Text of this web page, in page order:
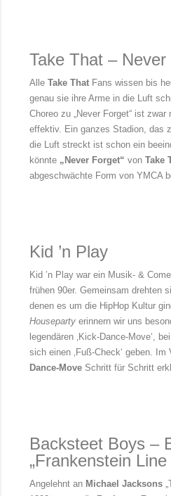
Take That –
AlleTake That Fans wissen bis
genau sie ihre Arme in die Luft
Choreo zu „Never Forget“ ist
effektiv. Ein ganzes Stadion, das
die Luft streckt ist schon ein
könnte „Never Forget“ vonTake
abgeschwächte Form von YMCA
Kid ’n Play
Kid ’n Play war ein Musik- &
frühen 90er. Gemeinsam drehten
denen es um die HipHop Kultur
Houseparty erinnern wir uns
legendären ‚Kick-Dance-Move‘,
sich einen ‚Fuß-Check‘ geben. Im
Dance-Move Schritt für Schritt
Backsteet Boys –
„Frankenstein
Angelehnt an Michael Jacksons